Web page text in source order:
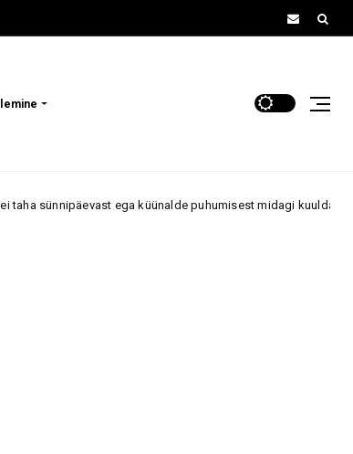
ega küünalde puhumisest midagi kuulda Ambur